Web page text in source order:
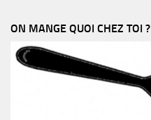
ON MANGE QUOI CHEZ TOI ?